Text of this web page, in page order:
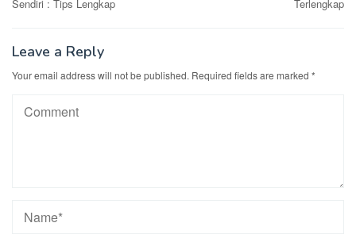
Sendiri : Tips Lengkap
Terlengkap
Leave a Reply
Your email address will not be published. Required fields are marked *